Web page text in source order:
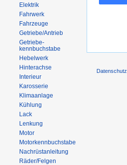
Elektrik
Fahrwerk
Fahrzeuge
Getriebe/Antrieb
Getriebe-
kennbuchstabe
Hebelwerk
Hinterachse
Interieur
Karosserie
Klimaanlage
Kühlung
Lack
Lenkung
Motor
Motorkennbuchstabe
Nachrüstanleitung
Räder/Felgen
Datenschutz